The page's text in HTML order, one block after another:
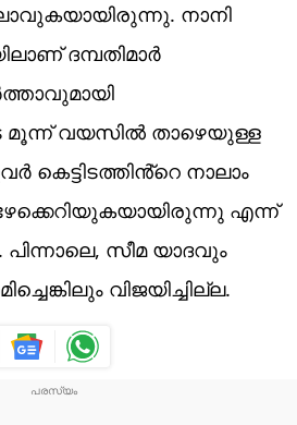
നാനി
ദമ്പതിമാർ
മൂന്ന് വയസിൽ താഴെയുള്ള
കെട്ടിടത്തിൻ്റെ നാലാം
എന്ന്
സീമ യാദവും
വിജയിച്ചില്ല.